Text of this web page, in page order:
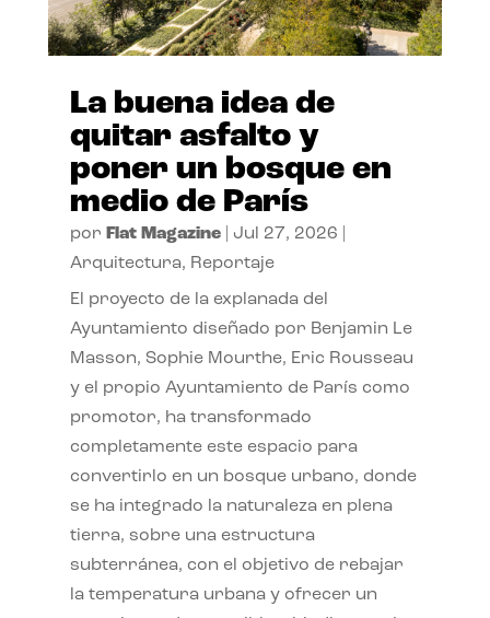
La buena idea de
quitar asfalto y
poner un bosque en
medio de París
por Flat Magazine| Jul 27, 2026
Arquitectura, Reportaje
El proyecto de la explanada del
Ayuntamiento diseñado por Benjamin Le
Masson, Sophie Mourthe, Eric Rousseau
y el propio Ayuntamiento de París como
promotor, ha transformado
completamente este espacio para
convertirlo en un bosque urbano, donde
se ha integrado la naturaleza en plena
tierra, sobre una estructura
subterránea, con el objetivo de rebajar
la temperatura urbana y ofrecer un